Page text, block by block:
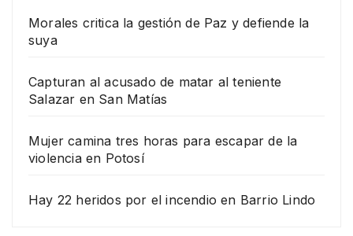
Morales critica la gestión de Paz y defiende la
suya
Capturan al acusado de matar al teniente
Salazar en San Matías
Mujer camina tres horas para escapar de la
violencia en Potosí
Hay 22 heridos por el incendio en Barrio Lindo